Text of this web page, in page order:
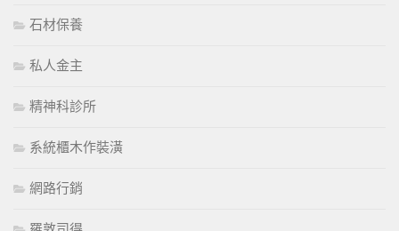
石材保養
私人金主
精神科診所
系統櫃木作裝潢
網路行銷